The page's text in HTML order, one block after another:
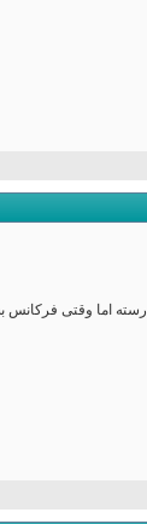
(F4, HIGH);
(frequency <=48){
(F4, LOW);